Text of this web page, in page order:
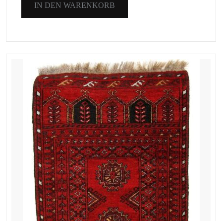
IN DEN WARENKORB